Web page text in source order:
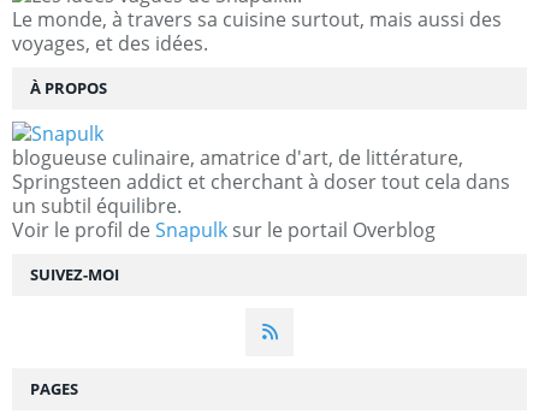
SUIVEZ-MOI
Le monde, à travers sa cuisine surtout, mais aussi des
voyages, et des idées.
À PROPOS
blogueuse culinaire, amatrice d'art, de littérature,
Springsteen addict et cherchant à doser tout cela dans
un subtil équilibre.
Voir le profil de Snapulk sur le portail Overblog
PAGES